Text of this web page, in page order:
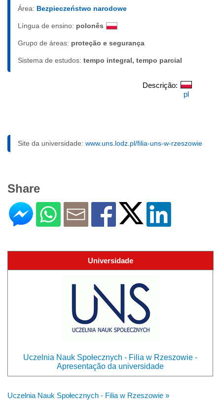
Área: Bezpieczeństwo narodowe
Língua de ensino: polonês
Grupo de áreas: proteção e segurança
Sistema de estudos: tempo integral, tempo parcial
Descrição:
pl
Site da universidade: www.uns.lodz.pl/filia-uns-w-rzeszowie
Share
Universidade
Uczelnia Nauk Społecznych - Filia w Rzeszowie -
Apresentação da universidade
Uczelnia Nauk Społecznych - Filia w Rzeszowie »